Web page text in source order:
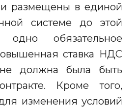
размещены в единой
системе до этой
обязательное
ставка НДС
не должна была быть
Кроме того,
изменения условий